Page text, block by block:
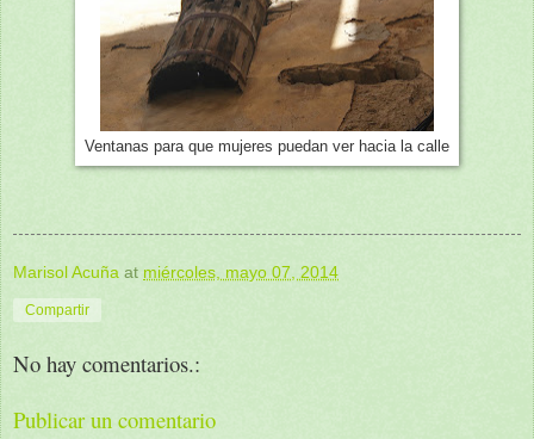
Ventanas para que mujeres puedan ver hacia la calle
Marisol Acuña at miércoles, mayo 07, 2014
Compartir
No hay comentarios.:
Publicar un comentario